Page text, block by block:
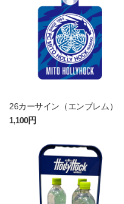
26カーサイン（エンブレム）
1,100円